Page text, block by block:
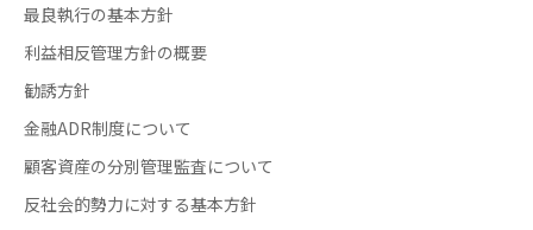
最良執行の基本方針
利益相反管理方針の概要
勧誘方針
金融ADR制度について
顧客資産の分別管理監査について
反社会的勢力に対する基本方針